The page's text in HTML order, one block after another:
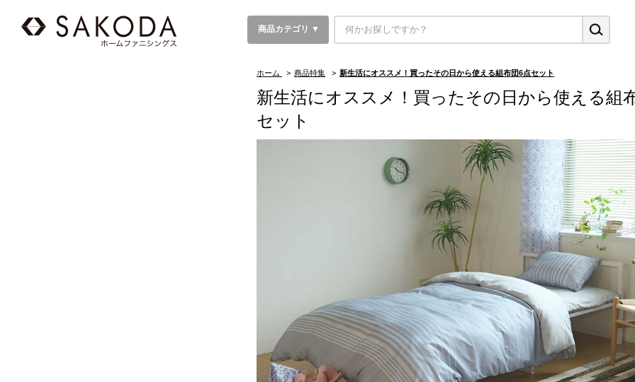
商品カテゴリ ▼
ホーム > 商品特集 > 新生活にオススメ！買ったその日から使える組布団6点セット
新生活にオススメ！買ったその日から使える組
セット